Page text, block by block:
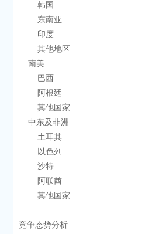
        韩国
        东南亚
        印度
        其他地区
    南美
        巴西
        阿根廷
        其他国家
    中东及非洲
        土耳其
        以色列
        沙特
        阿联酋
        其他国家
竞争态势分析